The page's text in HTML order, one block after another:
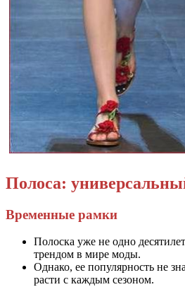
Полоса:
Временные рамки
Полоска уже не одно
трендом в мире моды.
Однако, ее популярность не
расти с каждым сезоном.